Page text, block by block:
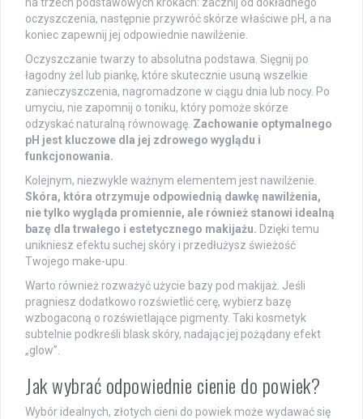
oczyszczenia, następnie przywróć skórze właściwe pH, a na
koniec zapewnij jej odpowiednie nawilżenie.
Oczyszczanie twarzy to absolutna podstawa. Sięgnij po
łagodny żel lub piankę, które skutecznie usuną wszelkie
zanieczyszczenia, nagromadzone w ciągu dnia lub nocy. Po
umyciu, nie zapomnij o toniku, który pomoże skórze
odzyskać naturalną równowagę. Zachowanie optymalnego
pH jest kluczowe dla jej zdrowego wyglądu i
funkcjonowania.
Kolejnym, niezwykle ważnym elementem jest nawilżenie.
Skóra, która otrzymuje odpowiednią dawkę nawilżenia,
nie tylko wygląda promiennie, ale również stanowi idealną
bazę dla trwałego i estetycznego makijażu. Dzięki temu
unikniesz efektu suchej skóry i przedłużysz świeżość
Twojego make-upu.
Warto również rozważyć użycie bazy pod makijaż. Jeśli
pragniesz dodatkowo rozświetlić cerę, wybierz bazę
wzbogaconą o rozświetlające pigmenty. Taki kosmetyk
subtelnie podkreśli blask skóry, nadając jej pożądany efekt
„glow”.
Jak wybrać odpowiednie cienie do powiek?
Wybór idealnych, złotych cieni do powiek może wydawać się